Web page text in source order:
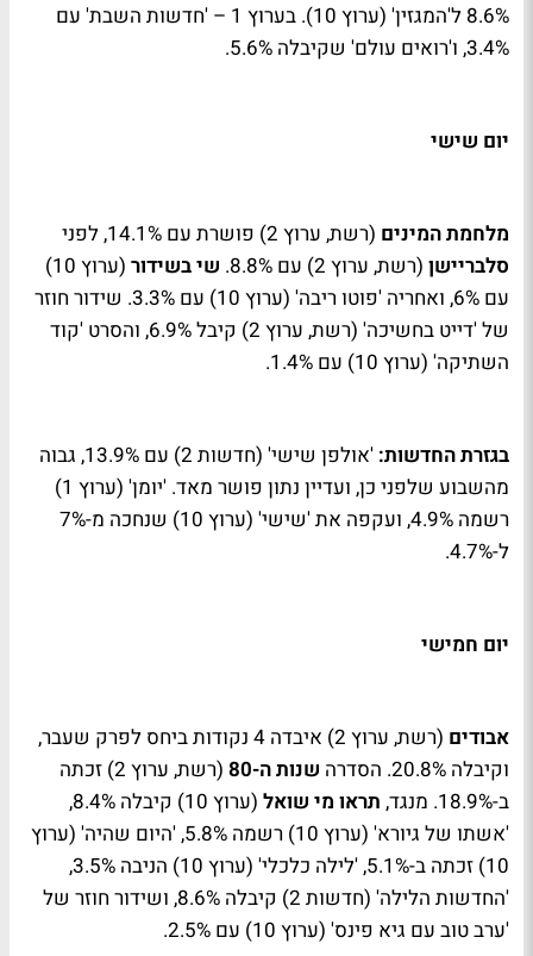
8.6% ל'המגזין' (ערוץ 10). בערוץ 1 – 'חדשות השבת' עם
3.4%, ו'רואים עולם' שקיבלה 5.6%.
יום שישי
מלחמת המינים (רשת, ערוץ 2) פושרת עם 14.1%, לפני
סלבריישן (רשת, ערוץ 2) עם 8.8%. שי בשידור
(ערוץ 10)
עם 6%, ואחריה 'פוטו ריבה' (ערוץ 10) עם 3.3%. שידור חוזר
של 'דייט בחשיכה' (רשת, ערוץ 2) קיבל 6.9%, והסרט 'קוד
השתיקה' (ערוץ 10) עם 1.4%.
בגזרת החדשות:
'אולפן שישי' (חדשות 2) עם 13.9%, גבוה
מהשבוע שלפני כן, ועדיין נתון פושר מאד. 'יומן' (ערוץ 1)
רשמה 4.9%, ועקפה את 'שישי' (ערוץ 10) שנחכה מ-7%
ל-4.7%.
יום חמישי
אבודים
(רשת, ערוץ 2) איבדה 4 נקודות ביחס לפרק שעבר,
וקיבלה 20.8%. הסדרה
שנות ה-80
(רשת, ערוץ 2) זכתה
ב-18.9%. מנגד,
תראו מי שואל
(ערוץ 10) קיבלה 8.4%,
'אשתו של גיורא' (ערוץ 10) רשמה 5.8%, 'היום שהיה' (ערוץ
10) זכתה ב-5.1%, 'לילה כלכלי' (ערוץ 10) הניבה 3.5%,
'החדשות הלילה' (חדשות 2) קיבלה 8.6%, ושידור חוזר של
'ערב טוב עם גיא פינס' (ערוץ 10) עם 2.5%.